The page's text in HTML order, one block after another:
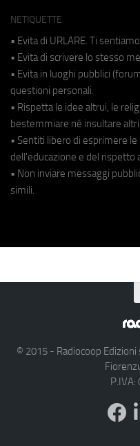
NETIQUETTE
• Evita di URLARE. Ti sentiamo.
• Evita di scrivere lo stesso
• Evita in luoghi pubblici
questioni personali.
• Rispetta le idee altrui, le
bestemmiare né insultare altri
• Sentiti libero di esprimere
dell'educazione e del rispetto
• Non inviare messaggi
simili.
© 2015 - Radiocoop